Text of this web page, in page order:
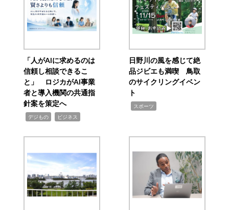
「人がAIに求めるのは
信頼し相談できるこ
と」 ロジカがAI事業
者と導入機関の共通指
針案を策定へ
デジもの ビジネス
日野川の風を感じて絶
品ジビエも満喫 鳥取
のサイクリングイベン
ト
スポーツ